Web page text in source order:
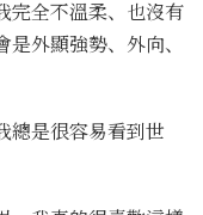
完全不溫柔、也沒有
外顯強勢、外向、
總是很容易看到世